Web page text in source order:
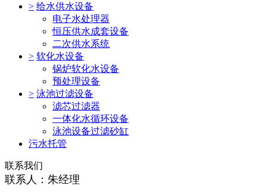
> 给水供水设备
电子水处理器
恒压供水成套设备
二次供水系统
> 软化水设备
锅炉软化水设备
预处理设备
> 泳池过滤设备
滤芯过滤器
一体化水循环设备
泳池设备过滤砂缸
污水托管
联系我们
联系人：朱经理